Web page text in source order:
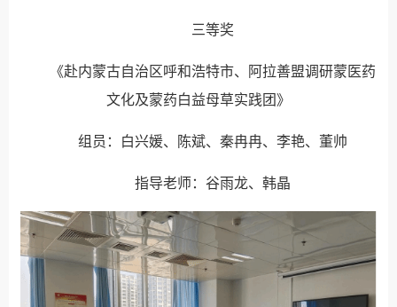
三等奖
《赴内蒙古自治区呼和浩特市、阿拉善盟调研蒙医药
文化及蒙药白益母草实践团》
组员：白兴媛、陈斌、秦冉冉、李艳、董帅
指导老师：谷雨龙、韩晶